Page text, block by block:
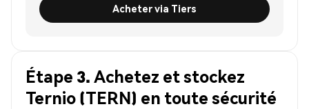
Acheter via Tiers
Étape 3. Achetez et stockez
Ternio (TERN) en toute sécurité